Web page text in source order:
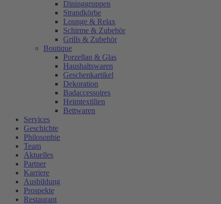
Dininggruppen
Strandkörbe
Lounge & Relax
Schirme & Zubehör
Grills & Zubehör
Boutique
Porzellan & Glas
Haushaltswaren
Geschenkartikel
Dekoration
Badaccessoires
Heimtextilien
Bettwaren
Services
Geschichte
Philosophie
Team
Aktuelles
Partner
Karriere
Ausbildung
Prospekte
Restaurant